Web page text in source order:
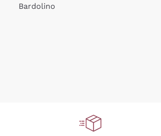
Bardolino